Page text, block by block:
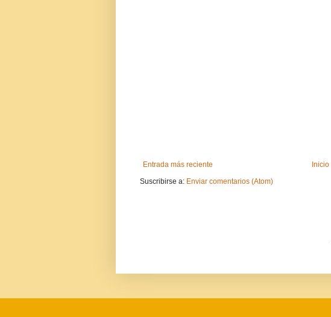
Entrada más reciente
Inicio
Suscribirse a: Enviar comentarios (Atom)